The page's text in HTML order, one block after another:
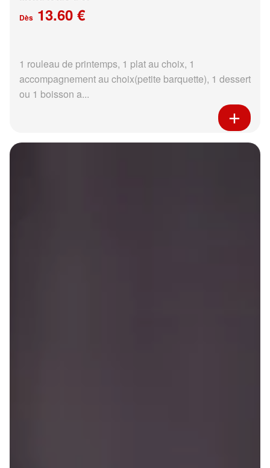
Dès 13.60 €
1 rouleau de printemps, 1 plat au choix, 1
accompagnement au choix(petite barquette), 1 dessert
ou 1 boisson a...